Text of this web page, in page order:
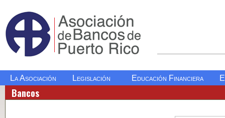
La Asociación Legislación Educación Financiera
Bancos